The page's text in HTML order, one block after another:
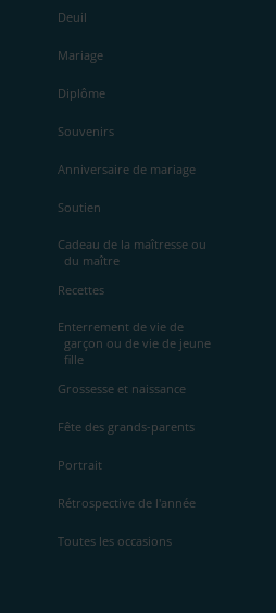
Deuil
Mariage
Diplôme
Souvenirs
Anniversaire de mariage
Soutien
Cadeau de la maîtresse ou
du maître
Recettes
Enterrement de vie de
garçon ou de vie de jeune
fille
Grossesse et naissance
Fête des grands-parents
Portrait
Rétrospective de l'année
Toutes les occasions